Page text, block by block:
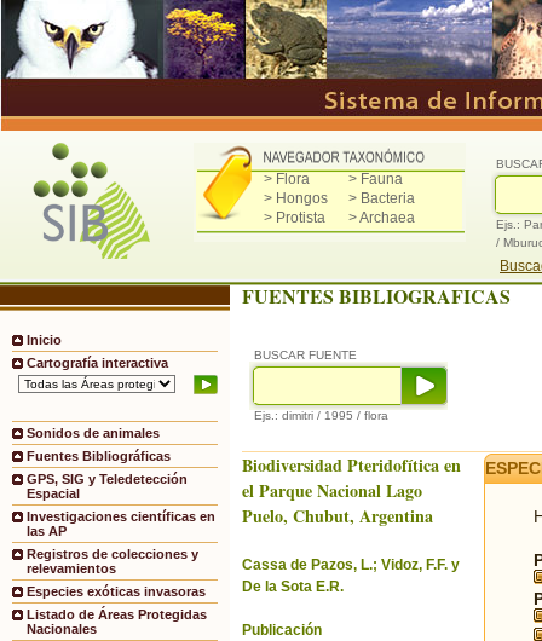
> Flora
> Fauna
> Hongos
> Bacteria
> Protista
> Archaea
Ejs.:
/
Inicio
Cartografía interactiva
Sonidos de animales
Fuentes Bibliográficas
GPS, SIG y Teledetección
Espacial
Investigaciones científicas en
las AP
Registros de colecciones y
relevamientos
Especies exóticas invasoras
Listado de Áreas Protegidas
Nacionales
FUENTES BIBLIOGRAFICAS
BUSCAR FUENTE
Ejs.: dimitri / 1995 / flora
Biodiversidad Pteridofítica en
el Parque Nacional Lago
Puelo, Chubut, Argentina
Cassa de Pazos, L.; Vidoz, F.F. y
De la Sota E.R.
Publicación